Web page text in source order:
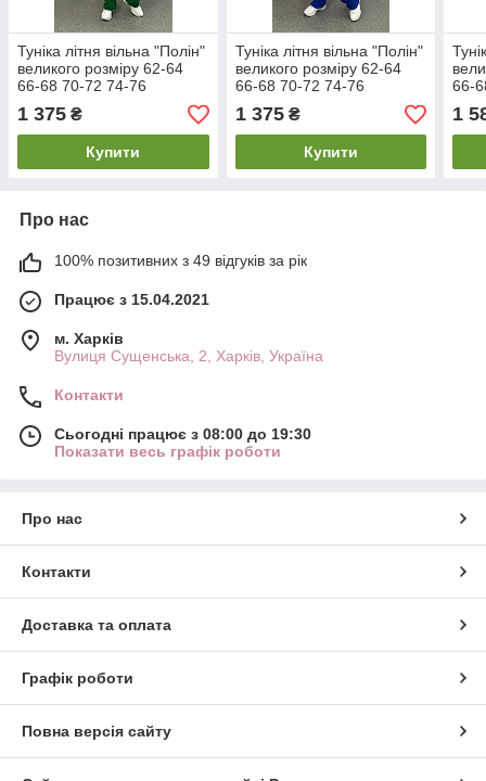
Туніка літня вільна "Полін"
великого розміру 62-64
66-68 70-72 74-76
1 375 ₴
Купити
Туніка літня вільна "Полін"
великого розміру 62-64
66-68 70-72 74-76
1 375₴
Купити
66-
1
Про нас
100% позитивних з 49 відгуків за рік
Працює з 15.04.2021
м. Харків
Вулиця Сущенська, 2, Харків, Україна
Контакти
Сьогодні працює з 08:00 до 19:30
Показати весь графік роботи
Про нас
Контакти
Доставка та оплата
Графік роботи
Повна версія сайту